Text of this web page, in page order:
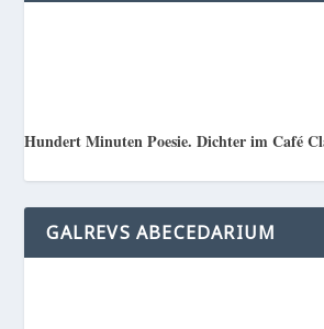
Hundert Minuten Poesie. Dichter im Café
GALREVS ABECEDARIUM